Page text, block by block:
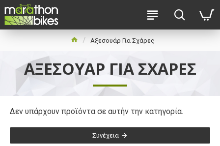
Αξεσουάρ Για Σχάρες
ΑΞΕΣΟΥΆΡ ΓΙΑ ΣΧΆΡΕΣ
Δεν υπάρχουν προϊόντα σε αυτήν την κατηγορία.
Συνέχεια